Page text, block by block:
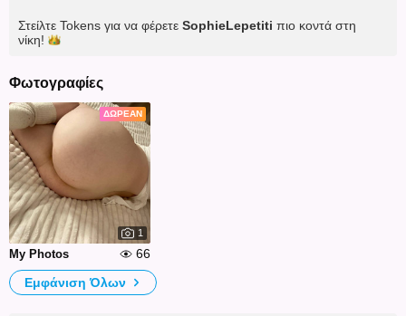
Στείλτε Tokens για να φέρετε SophieLepetiti πιο κοντά στη
νίκη!
Φωτογραφίες
ΔΩΡΕΆΝ
1
My Photos
66
Εμφάνιση Όλων